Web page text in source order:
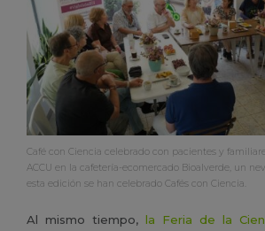
Café con Ciencia celebrado con pacientes y
ACCU en la cafetería-ecomercado Bioalverde, un
esta edición se han celebrado Cafés con Ciencia.
Al mismo tiempo, la Feria de la